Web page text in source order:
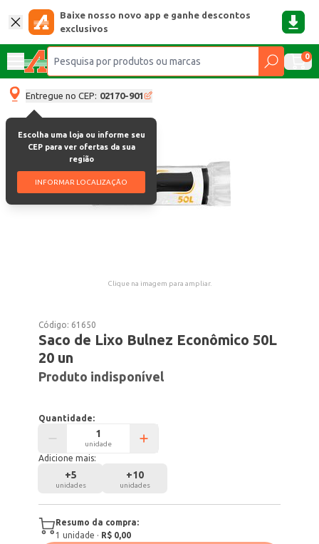
Baixe nosso novo app e ganhe descontos
exclusivos
0
Entregue no CEP: 02170-901
Escolha uma loja ou informe seu
CEP para ver ofertas da sua
região
INFORMAR LOCALIZAÇÃO
Clique na imagem para ampliar.
Código: 61650
Saco de Lixo Bulnez Econômico 50L
20 un
Produto indisponível
Quantidade:
unidade
Adicione mais:
+5
unidades
+10
unidades
Resumo da compra:
1 unidade · R$ 0,00